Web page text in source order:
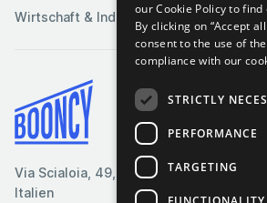
Wirtschaft & Industrie
Via Scialoia, 49, Florenz,
Italien
Cookie-
our Cookie Policy to find
By clicking on “Accept
consent to the use of
compliance with our
STRICTLY
PERFORMANCE
TARGETING